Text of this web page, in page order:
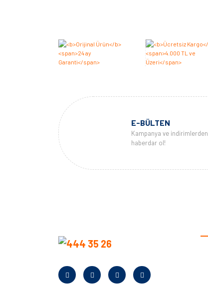
E-BÜLTEN
Kampanya ve indirimlerden
haberdar ol!